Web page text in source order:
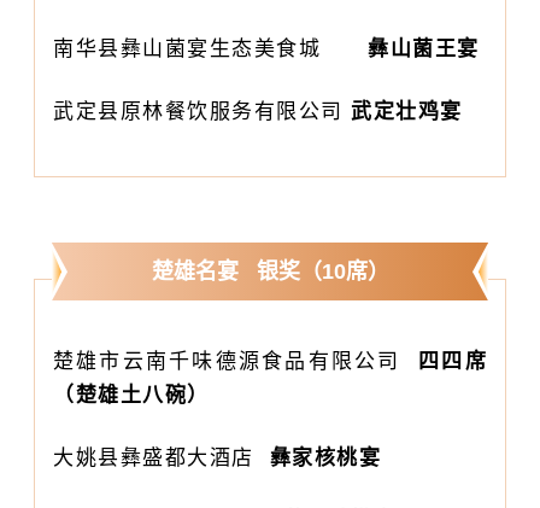
南华县彝山菌宴生态美食城 彝山菌王宴
武定县原林餐饮服务有限公司 武定壮鸡宴
楚雄名宴 银奖（10席）
楚雄市云南千味德源食品有限公司
四四席
（楚雄土八碗）
大姚县彝盛都大酒店 彝家核桃宴